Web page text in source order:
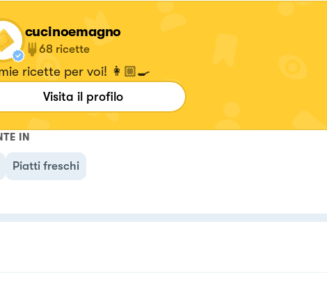
cucinoemagno
68 ricette
ricette per voi! 👩🏼‍🍳
Visita il profilo
IN
Piatti freschi